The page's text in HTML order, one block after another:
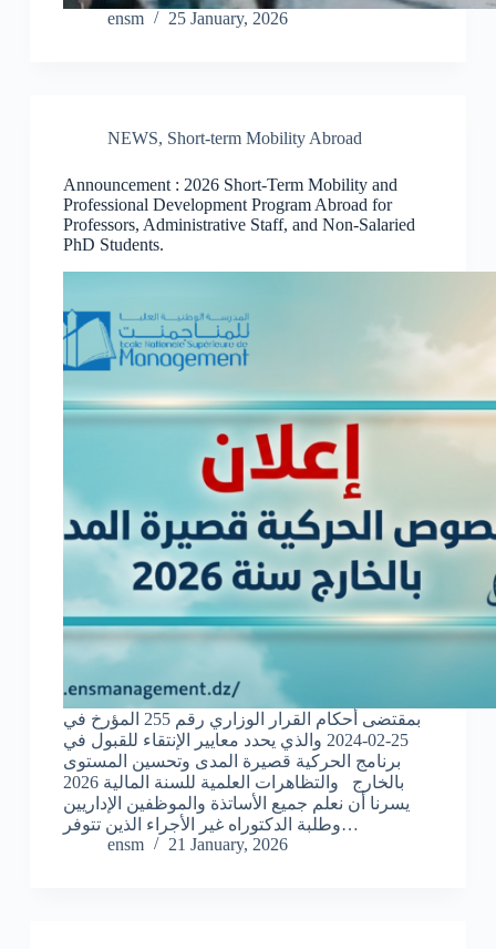
ensm 25 January, 2026
NEWS, Short-term Mobility Abroad
Announcement : 2026 Short-Term Mobility and
Professional Development Program Abroad for
Professors, Administrative Staff, and Non-Salaried
PhD Students.
بمقتضى أحكام القرار الوزاري رقم 255 المؤرخ في
25-02-2024 والذي يحدد معايير الإنتقاء للقبول في
برنامج الحركية قصيرة المدى وتحسين المستوى
بالخارج والتظاهرات العلمية للسنة المالية 2026
يسرنا أن نعلم جميع الأساتذة والموظفين الإداريين
وطلبة الدكتوراه غير الأجراء الذين تتوفر…
ensm
21 January, 2026